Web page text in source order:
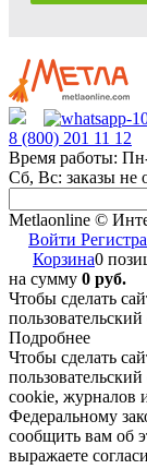
8 (800) 201 11 12
Время работы:
Сб, Вс: заказы не
Metlaonline ©
Войти
Корзина0
на сумму 0 руб.
Чтобы сделать
Подробнее
Чтобы сделать
cookie, журналов
Федеральному
сообщить вам об
выражаете